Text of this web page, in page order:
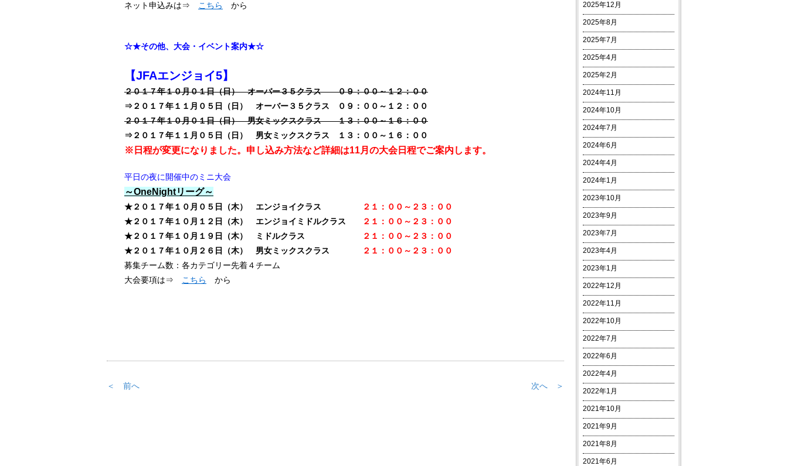
ネット申込みは⇒
こちら から
☆★その他、大会・イベント案内★☆
【JFAエンジョイ5】
２０１７年１０月０１日（日） オーバー３５クラス ０９：００～１２：００
⇒２０１７年１１月０５日（日） オーバー３５クラス ０９：００～１２：００
２０１７年１０月０１日（日） 男女ミックスクラス １３：００～１６：００
⇒２０１７年１１月０５日（日） 男女ミックスクラス １３：００～１６：００
※日程が変更になりました。申し込み方法など詳細は11月の大会日程でご案内します。
平日の夜に開催中のミニ大会
～OneNightリーグ～
★２０１７年１０ 月０５日（木） エンジョイクラス
２１：００～２３：００
★２０１７年１０月１２日（木） エンジョイミドルクラス
２１：００～２３：００
★２０１７年１０ 月１９日（木） ミドルクラス
２１：００～２３：００
★２０１７年１０月２６日（木） 男女ミックスクラス
２１：００～２３：００
募集チーム数：各カテゴリー先着４チーム
大会要項は⇒
こちら から
＜ 前へ 次へ ＞
2025年12月
2025年8月
2025年7月
2025年4月
2025年2月
2024年11月
2024年10月
2024年7月
2024年6月
2024年4月
2024年1月
2023年10月
2023年9月
2023年7月
2023年4月
2023年1月
2022年12月
2022年11月
2022年10月
2022年7月
2022年6月
2022年4月
2022年1月
2021年10月
2021年9月
2021年8月
2021年6月